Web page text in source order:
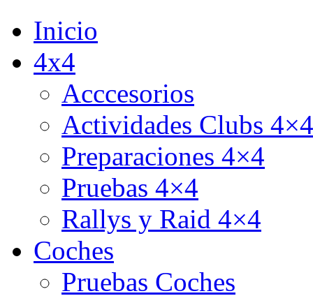
Inicio
4x4
Acccesorios
Actividades Clubs 4×4
Preparaciones 4×4
Pruebas 4×4
Rallys y Raid 4×4
Coches
Pruebas Coches